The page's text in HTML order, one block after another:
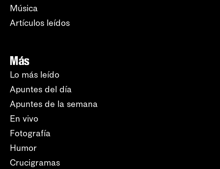
Música
Artículos leídos
Más
Lo más leído
Apuntes del día
Apuntes de la semana
En vivo
Fotografía
Humor
Crucigramas